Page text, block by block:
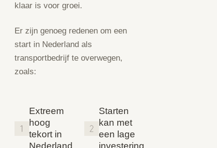
klaar is voor groei.
Er zijn genoeg redenen om een
start in Nederland als
transportbedrijf te overwegen,
zoals:
Extreem
hoog
tekort in
Nederland
Starten
kan met
een lage
investering